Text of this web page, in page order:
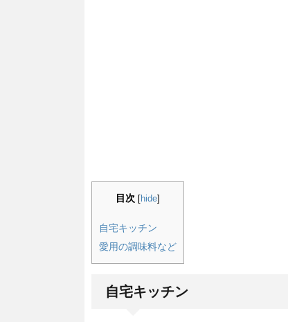
目次 [hide]
自宅キッチン
愛用の調味料など
自宅キッチン